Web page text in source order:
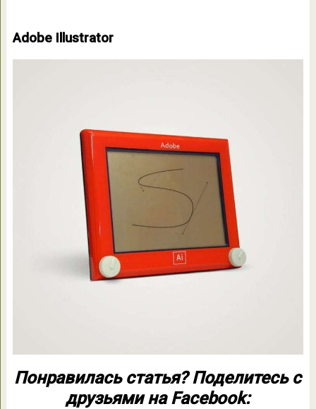
Adobe Illustrator
Понравилась статья? Поделитесь с
друзьями на Facebook: